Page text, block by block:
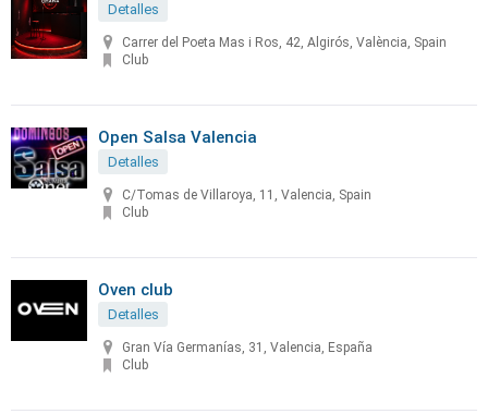
Detalles
Carrer del Poeta Mas i Ros, 42, Algirós, València, Spain
Club
Open Salsa Valencia
Detalles
C/Tomas de Villaroya, 11, Valencia, Spain
Club
Oven club
Detalles
Gran Vía Germanías, 31, Valencia, España
Club